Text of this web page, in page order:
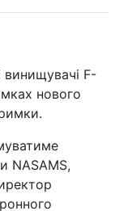
винищувачі F-
нового
NASAMS,